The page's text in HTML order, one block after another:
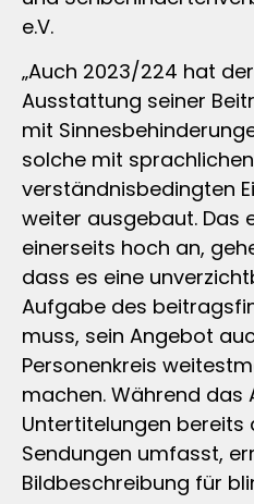
e.V.
„Auch 2023/224 hat
Ausstattung seiner
mit
solche mit
verständnisbedingten
weiter ausgebaut. Das
einerseits hoch an,
dass es eine
Aufgabe des
muss, sein Angebot
Personenkreis
machen. Während das
Untertitelungen bereits
Sendungen umfasst,
Bildbeschreibung für